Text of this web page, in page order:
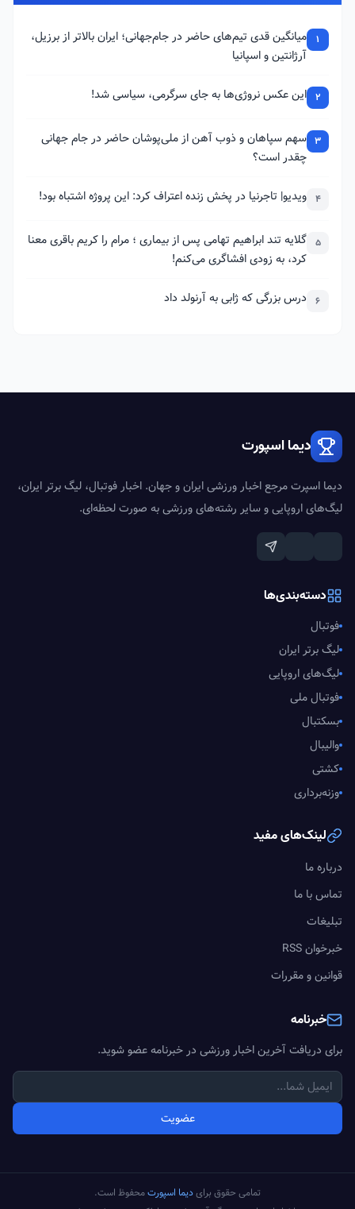
1
میانگین قدی تیم‌های حاضر در جام‌جهانی؛ ایران بالاتر از برزیل،
آرژانتین و اسپانیا
2 این عکس نروژی‌ها به جای سرگرمی، سیاسی شد!
3 سهم سپاهان و ذوب آهن از ملی‌پوشان حاضر در جام جهانی
چقدر است؟
4 ویدیو| تاجرنیا در پخش زنده اعتراف کرد: این پروژه اشتباه بود!
5 گلایه تند ابراهیم تهامی پس از بیماری ؛ مرام را کریم باقری معنا
کرد، به زودی افشاگری می‌کنم!
6 درس بزرگی که ژابی به آرنولد داد
دیما اسپورت
دیما اسپرت مرجع اخبار ورزشی ایران و جهان. اخبار فوتبال، لیگ برتر ایران،
لیگ‌های اروپایی و سایر رشته‌های ورزشی به صورت لحظه‌ای.
دسته‌بندی‌ها
فوتبال
لیگ برتر ایران
لیگ‌های اروپایی
فوتبال ملی
بسکتبال
والیبال
کشتی
وزنه‌برداری
لینک‌های مفید
درباره ما
تماس با ما
تبلیغات
خبرخوان RSS
قوانین و مقررات
خبرنامه
برای دریافت آخرین اخبار ورزشی در خبرنامه عضو شوید.
عضویت
تمامی حقوق برایدیما اسپورتمحفوظ است.